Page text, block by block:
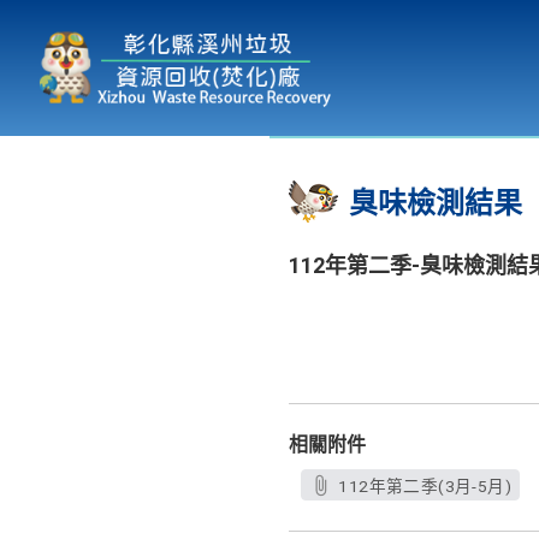
本廠簡介
:::
臭味檢測結果
112年第二季-臭味檢測結
相關附件
112年第二季(3月-5月)